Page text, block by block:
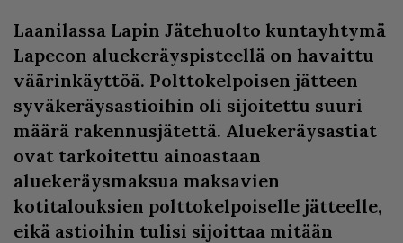
Laanilassa Lapin Jätehuolto kuntayhtymä
Lapecon aluekeräyspisteellä on havaittu
väärinkäyttöä. Polttokelpoisen jätteen
syväkeräysastioihin oli sijoitettu suuri
määrä rakennusjätettä. Aluekeräysastiat
ovat tarkoitettu ainoastaan
aluekeräysmaksua maksavien
kotitalouksien polttokelpoiselle jätteelle,
eikä astioihin tulisi sijoittaa mitään